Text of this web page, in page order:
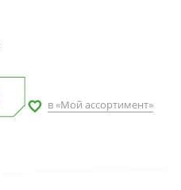
в «Мой ассортимент»